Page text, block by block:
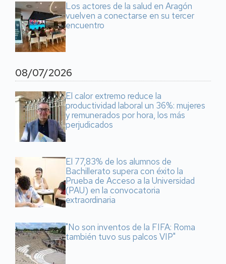
Los actores de la salud en Aragón
vuelven a conectarse en su tercer
encuentro
08/07/2026
El calor extremo reduce la
productividad laboral un 36%: mujeres
y remunerados por hora, los más
perjudicados
El 77,83% de los alumnos de
Bachillerato supera con éxito la
Prueba de Acceso a la Universidad
(PAU) en la convocatoria
extraordinaria
"No son inventos de la FIFA: Roma
también tuvo sus palcos VIP"